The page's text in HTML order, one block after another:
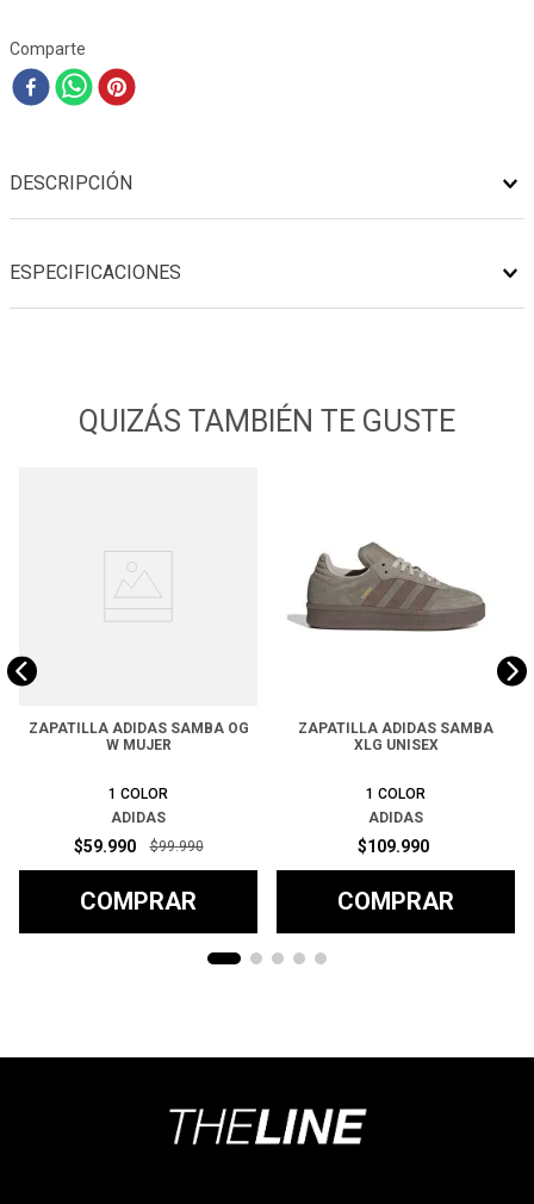
Comparte
DESCRIPCIÓN
ESPECIFICACIONES
QUIZÁS TAMBIÉN TE GUSTE
ZAPATILLA ADIDAS SAMBA OG
W MUJER
1 COLOR
ADIDAS
$59.990 $99.990
COMPRAR
ZAPATILLA ADIDAS SAMBA
XLG UNISEX
1 COLOR
ADIDAS
$109.990
COMPRAR